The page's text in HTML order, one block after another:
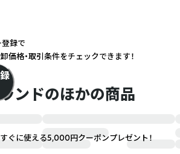
ンドのほかの商品
録で
価格・取引条件をチェックできます！
すぐに使える5,000円クーポンプレゼント！